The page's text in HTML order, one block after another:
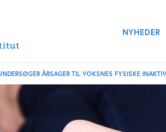
NYHEDER
ÅRSAGER TIL VOKSNES FYSISKE